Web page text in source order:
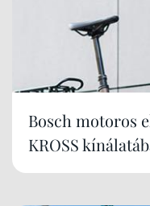
Bosch motoros
KROSS